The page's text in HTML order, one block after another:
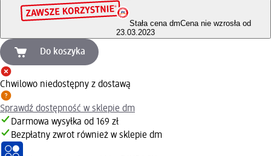
Stała cena dmCena nie wzrosła od
23.03.2023
Do koszyka
Chwilowo niedostępny z dostawą
Sprawdź dostępność w sklepie dm
Darmowa wysyłka od 169 zł
Bezpłatny zwrot również w sklepie dm